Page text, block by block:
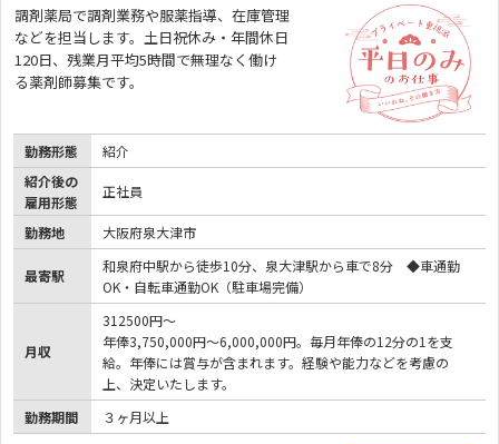
調剤薬局で調剤業務や服薬指導、在庫管理
などを担当します。土日祝休み・年間休日
120日、残業月平均5時間で無理なく働け
る薬剤師募集です。
勤務形態
紹介
紹介後の
雇用形態
正社員
勤務地 大阪府泉大津市
最寄駅
和泉府中駅から徒歩10分、泉大津駅から車で8分 ◆車通勤
OK・自転車通勤OK（駐車場完備）
月収
312500円～
年俸3,750,000円～6,000,000円。毎月年俸の12分の1を支
給。年俸には賞与が含まれます。経験や能力などを考慮の
上、決定いたします。
勤務期間
３ヶ月以上